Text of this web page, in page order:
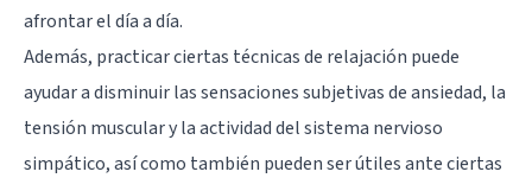
afrontar el día a día.
Además, practicar ciertas técnicas de relajación puede
ayudar a disminuir las sensaciones subjetivas de ansiedad, la
tensión muscular y la actividad del sistema nervioso
simpático, así como también pueden ser útiles ante ciertas